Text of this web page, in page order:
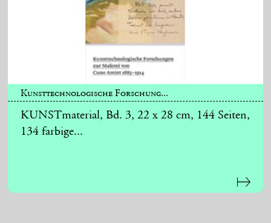
Kunsttechnologische Forschung...
KUNSTmaterial, Bd. 3, 22 x 28 cm, 144 Seiten,
134 farbige...